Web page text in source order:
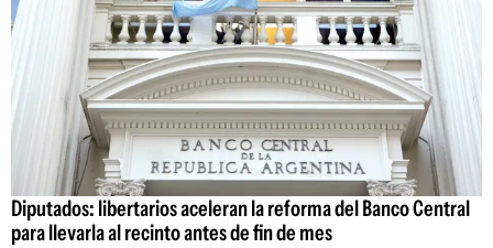
Diputados: libertarios aceleran la reforma del Banco Central
para llevarla al recinto antes de fin de mes